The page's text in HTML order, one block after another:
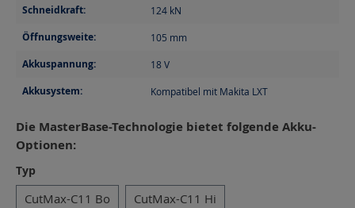
Schneidkraft: 124 kN
Öffnungsweite: 105 mm
Akkuspannung: 18 V
Akkusystem: Kompatibel mit Makita LXT
Die MasterBase-Technologie bietet folgende Akku-
Optionen:
Typ
CutMax-C11 Bo CutMax-C11 Hi